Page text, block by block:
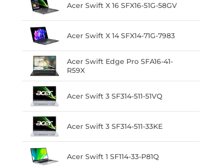
Acer Swift X 16 SFX16-51G-58GV
Acer Swift X 14 SFX14-71G-7983
Acer Swift Edge Pro SFA16-41-
R59X
Acer Swift 3 SF314-511-51VQ
Acer Swift 3 SF314-511-33KE
Acer Swift 1 SF114-33-P81Q